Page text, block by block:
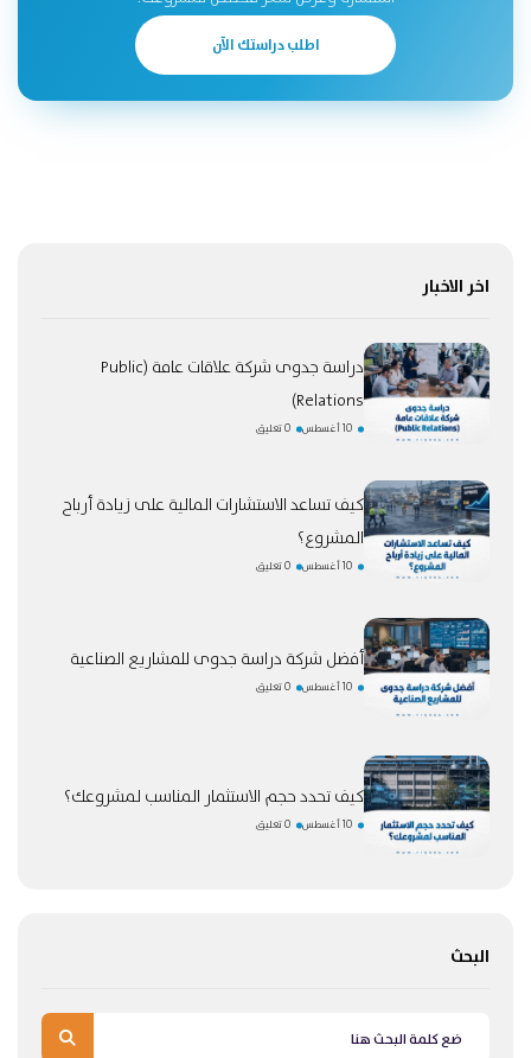
اطلب دراستك الآن
اخر الاخبار
دراسة جدوى شركة علاقات عامة (Public
Relations)
10 أغسطس 0 تعليق
كيف تساعد الاستشارات المالية على زيادة أرباح
المشروع؟
10 أغسطس 0 تعليق
أفضل شركة دراسة جدوى للمشاريع الصناعية
10 أغسطس 0 تعليق
كيف تحدد حجم الاستثمار المناسب لمشروعك؟
10 أغسطس 0 تعليق
البحث